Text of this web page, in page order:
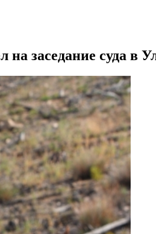
заседание суда в